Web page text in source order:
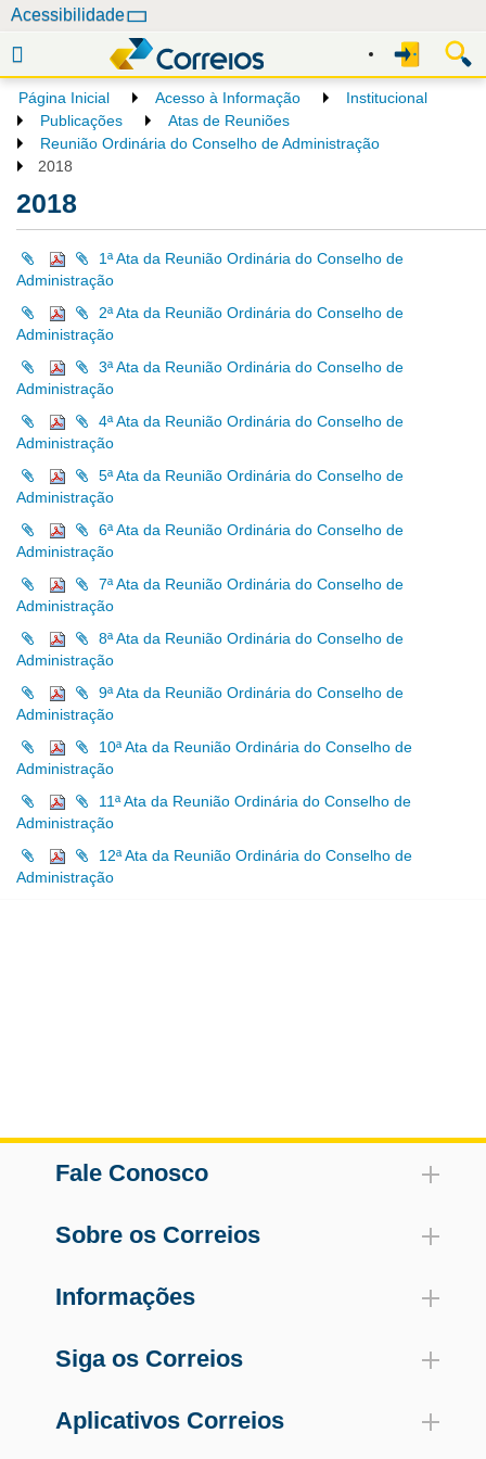
Acessibilidade
Página Inicial Acesso à Informação
Institucional
Publicações
Atas de Reuniões
Reunião Ordinária do Conselho de Administração
2018
2018
1ª Ata da Reunião Ordinária do Conselho de
Administração
2ª Ata da Reunião Ordinária do Conselho de
Administração
3ª Ata da Reunião Ordinária do Conselho de
Administração
4ª Ata da Reunião Ordinária do Conselho de
Administração
5ª Ata da Reunião Ordinária do Conselho de
Administração
6ª Ata da Reunião Ordinária do Conselho de
Administração
7ª Ata da Reunião Ordinária do Conselho de
Administração
8ª Ata da Reunião Ordinária do Conselho de
Administração
9ª Ata da Reunião Ordinária do Conselho de
Administração
10ª Ata da Reunião Ordinária do Conselho de
Administração
11ª Ata da Reunião Ordinária do Conselho de
Administração
12ª Ata da Reunião Ordinária do Conselho de
Administração
Fale Conosco
Sobre os Correios
Informações
Siga os Correios
Aplicativos Correios